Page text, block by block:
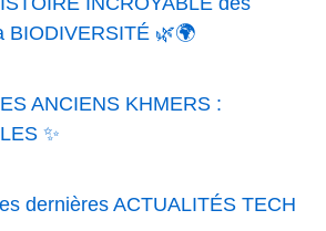
BIODIVERSITÉ 🌿🌍
ANCIENS KHMERS :
✨
dernières ACTUALITÉS TECH